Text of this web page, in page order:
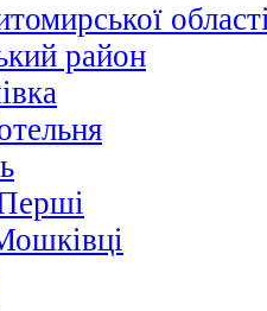
район